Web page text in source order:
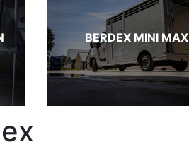
BERDEX MINI MAX